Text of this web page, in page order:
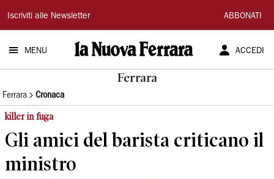
La
Nuova
Ferrara
Iscriviti alle Newsletter ABBONATI
MENU ACCEDI
Ferrara
Ferrara Cronaca
killer in fuga
Gli amici del barista criticano il
ministro